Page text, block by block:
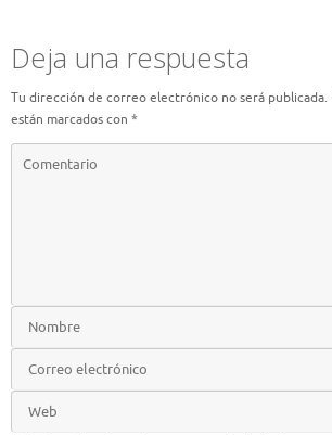
Deja una respuesta
Tu dirección de correo electrónico no será publicada.
están marcados con *